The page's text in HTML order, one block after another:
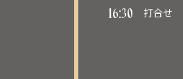
16:30 打合せ